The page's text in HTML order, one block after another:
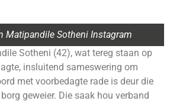
Matipandile Sotheni Instagram
Sotheni (42), wat tereg staan op
insluitend sameswering om
met voorbedagte rade is deur die
geweier. Die saak hou verband